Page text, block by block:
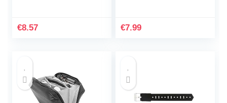
hoofdtelefoondoos
€8.57
Protector Shock
€7.99